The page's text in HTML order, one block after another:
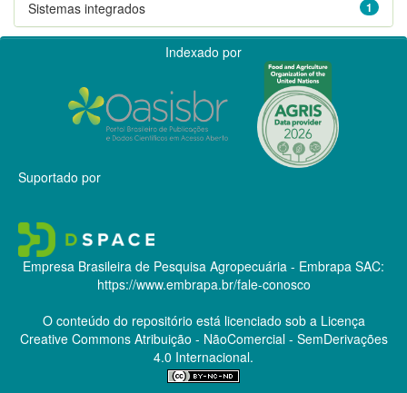
1
Sistemas integrados
Indexado por
Suportado por
Empresa Brasileira de Pesquisa Agropecuária - Embrapa SAC:
https://www.embrapa.br/fale-conosco
O conteúdo do repositório está licenciado sob a Licença
Creative CommonsAtribuição - NãoComercial - SemDerivações
4.0 Internacional.